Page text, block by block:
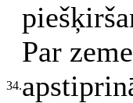
34.
Par